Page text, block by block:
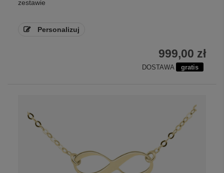
zestawie
Personalizuj
999,00 zł
DOSTAWA gratis